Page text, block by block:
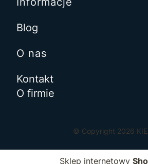
Blog
O nas
Kontakt
O firmie
© Copyright 2026
Sklep internetowy